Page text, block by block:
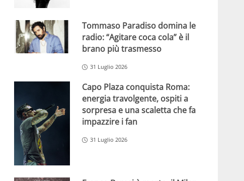
Tommaso Paradiso domina le
radio: “Agitare coca cola” è il
brano più trasmesso
31 Luglio 2026
Capo Plaza conquista Roma:
energia travolgente, ospiti a
sorpresa e una scaletta che fa
impazzire i fan
31 Luglio 2026